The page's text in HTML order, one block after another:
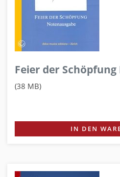
Feier der Schöpfung
(38 MB)
IN DEN